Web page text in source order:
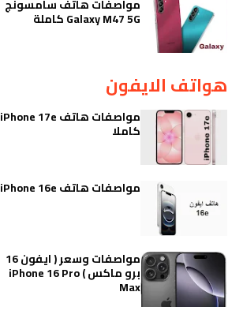
مواصفات هاتف سامسونج
Galaxy M47 5G كاملة
هواتف الايفون
مواصفات هاتف iPhone 17e
كاملا
مواصفات هاتف iPhone 16e
مواصفات وسعر ( ايفون 16
برو ماكس ) iPhone 16 Pro
Max